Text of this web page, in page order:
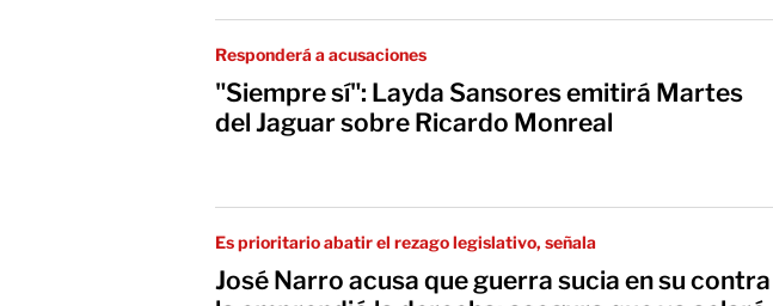
Responderá a acusaciones
"Siempre sí": Layda Sansores emitirá Martes
del Jaguar sobre Ricardo Monreal
Es prioritario abatir el rezago legislativo, señala
José Narro acusa que guerra sucia en su contra